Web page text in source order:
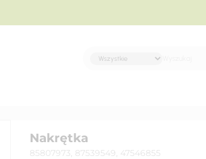
Nakrętka
85807973, 87539549, 47546855